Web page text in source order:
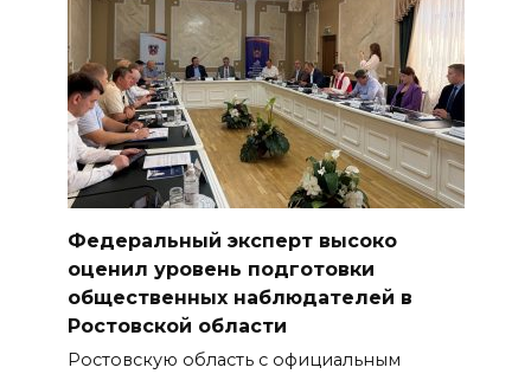
Федеральный эксперт высоко
оценил уровень подготовки
общественных наблюдателей в
Ростовской области
Ростовскую область с официальным